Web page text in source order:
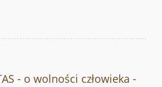
- o wolności człowieka -